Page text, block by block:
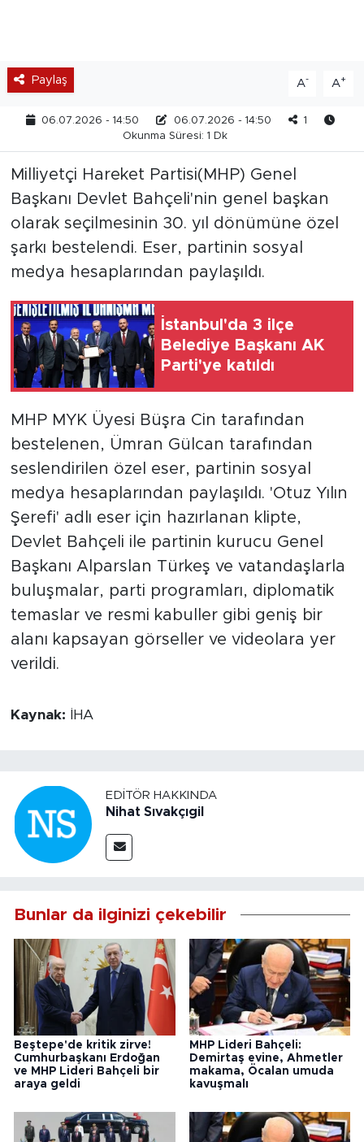
Paylaş A- A+
06.07.2026 - 14:50 06.07.2026 - 14:50
1
Okunma Süresi: 1 Dk
Milliyetçi Hareket Partisi(MHP) Genel
Başkanı Devlet Bahçeli'nin genel başkan
olarak seçilmesinin 30. yıl dönümüne özel
şarkı bestelendi. Eser, partinin sosyal
medya hesaplarından paylaşıldı.
İstanbul'da 3 ilçe
Belediye Başkanı AK
Parti'ye katıldı
MHP MYK Üyesi Büşra Cin tarafından
bestelenen, Ümran Gülcan tarafından
seslendirilen özel eser, partinin sosyal
medya hesaplarından paylaşıldı. 'Otuz Yılın
Şerefi' adlı eser için hazırlanan klipte,
Devlet Bahçeli ile partinin kurucu Genel
Başkanı Alparslan Türkeş ve vatandaşlarla
buluşmalar, parti programları, diplomatik
temaslar ve resmi kabuller gibi geniş bir
alanı kapsayan görseller ve videolara yer
verildi.
Kaynak: İHA
EDITÖR HAKKINDA
Nihat Sıvakçıgil
Bunlar da ilginizi çekebilir
Beştepe'de kritik zirve!
Cumhurbaşkanı Erdoğan
ve MHP Lideri Bahçeli bir
araya geldi
MHP Lideri Bahçeli:
Demirtaş evine, Ahmetler
makama, Öcalan umuda
kavuşmalı